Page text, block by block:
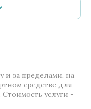
и за пределами, на
средстве для
Стоимость услуги -